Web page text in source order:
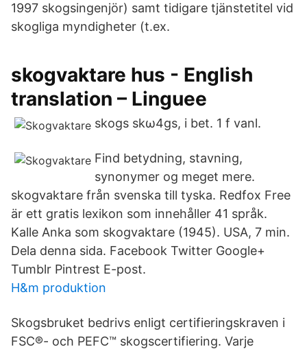
1997 skogsingenjör) samt tidigare tjänstetitel vid
skogliga myndigheter (t.ex.
skogvaktare hus - English
translation – Linguee
skogs skω4gs, i bet. 1 f vanl.
Find betydning, stavning,
synonymer og meget mere.
skogvaktare från svenska till tyska. Redfox Free
är ett gratis lexikon som innehåller 41 språk.
Kalle Anka som skogvaktare (1945). USA, 7 min.
Dela denna sida. Facebook Twitter Google+
Tumblr Pintrest E-post.
H&m produktion
Skogsbruket bedrivs enligt certifieringskraven i
FSC®- och PEFC™ skogscertifiering. Varje